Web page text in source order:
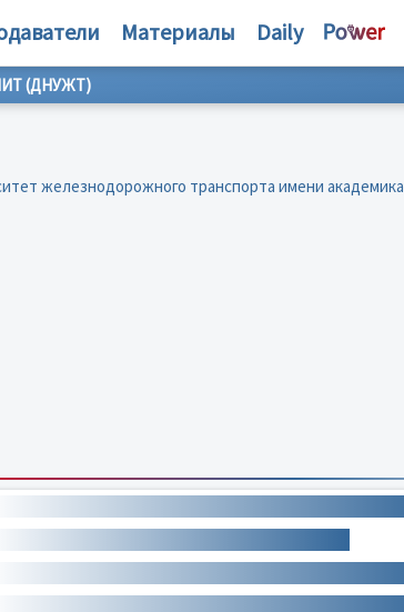
Материалы Daily
(ДНУЖТ)
железнодорожного транспорта имени академика